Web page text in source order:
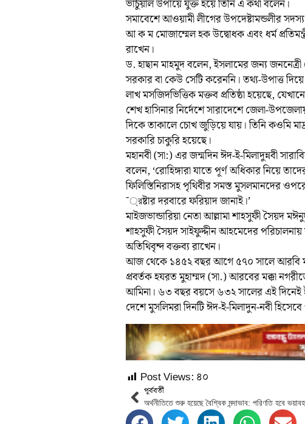
ভার্চুয়াল উপায়ে যুক্ত হয়ে তিনি এ কথা বলেন।
সমাবেশে আওয়ামী লীগের উপদেষ্টামন্ডলীর
আ ক ম মোজাম্মেল হক উদ্বোধক এবং ধর্ম
রাখেন।
ড. হাছান মাহমুদ বলেন, ইসলামের জন্য
সরকার বা কেউ সেটি করেননি। তথ্য-উপাত্ত দিয়ে
লাখ মসজিদভিত্তিক মক্তব প্রতিষ্ঠা হয়েছে,
শেখ হাসিনার নির্দেশে সারাদেশে জেলা-
দিকে তাকালে চোখ জুড়িয়ে যায়। তিনি কওমি
সরকারি চাকুরি হয়েছে।
মহানবী (সা:) এর জন্মদিন ঈদ-ই-মিলাদুন্নবী
বলেন, ‘রোহিঙ্গারা যাতে পূর্ণ অধিকার নিয়ে
ফিলিস্তিনিরাসহ পৃথিবীর সমস্ত মুসলমানদের
¯্রষ্টার দরবারে ফরিয়াদ জানাই।’
মাইজভান্ডারিয়া নেতা আল্লামা শাহসুফী সৈয়দ
শাহসুফী সৈয়দ সাইফুদ্দীন আহমেদের
অতিথিবৃন্দ বক্তব্য রাখেন।
আজ থেকে ১৪৫২ বছর আগে ৫৭০ সালে আরবি
প্রবর্তক হযরত মুহাম্মদ (সা.) আরবের মক্কা
আমিনা। ৬৩ বছর বয়সে ৬৩২ সালের এই দিনেই
দেশে মুসলিমরা দিনটি ঈদ-ই-মিলাদুন-নবী
Post Views: ৪০
পূর্ববর্তী
অর্থনীতিতে শুরু হয়েছে বৈশ্বিক মন্দাভাব: পরিণতি হবে ভয়াবহ